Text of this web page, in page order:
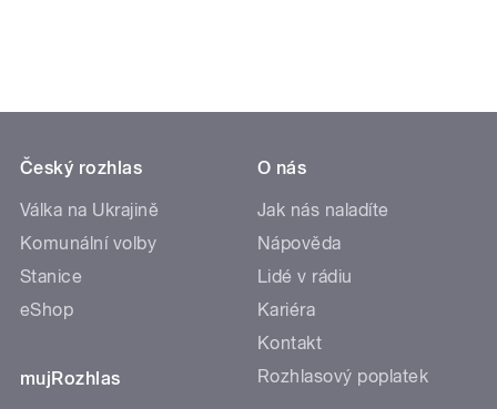
Český rozhlas
Válka na Ukrajině
Komunální volby
Stanice
eShop
mujRozhlas
O nás
Jak nás naladíte
Nápověda
Lidé v rádiu
Kariéra
Kontakt
Rozhlasový poplatek